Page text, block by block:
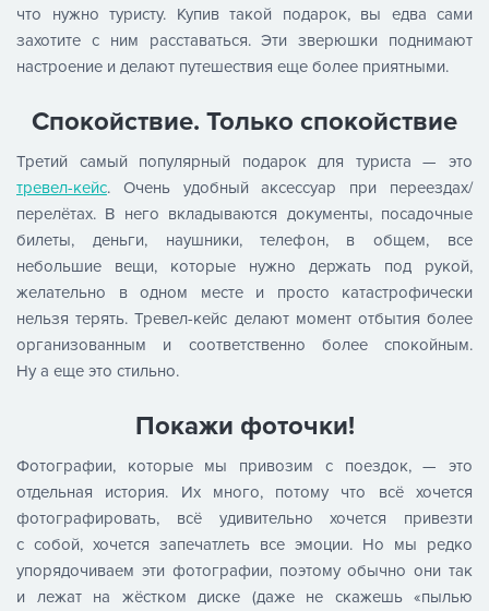
что нужно туристу. Купив такой подарок, вы едва сами
захотите с ним расставаться. Эти зверюшки поднимают
настроение и делают путешествия еще более приятными.
Спокойствие. Только спокойствие
Третий самый популярный подарок для туриста — это
тревел-кейс. Очень удобный аксессуар при переездах/
перелётах. В него вкладываются документы, посадочные
билеты, деньги, наушники, телефон, в общем, все
небольшие вещи, которые нужно держать под рукой,
желательно в одном месте и просто катастрофически
нельзя терять. Тревел-кейс делают момент отбытия более
организованным и соответственно более спокойным.
Ну а еще это стильно.
Покажи фоточки!
Фотографии, которые мы привозим с поездок, — это
отдельная история. Их много, потому что всё хочется
фотографировать, всё удивительно хочется привезти
с собой, хочется запечатлеть все эмоции. Но мы редко
упорядочиваем эти фотографии, поэтому обычно они так
и лежат на жёстком диске (даже не скажешь «пылью